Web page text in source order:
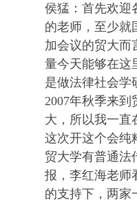
侯猛：首先欢迎
的老师，至少就
加会议的贸大而
量今天能够在这
是做法律社会学
2007年秋季来
大，所以我一直
这次开这个会纯
贸大学有普通法
报，李红海老师
的支持下，两家